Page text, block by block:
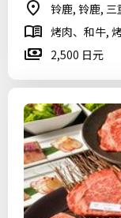
铃鹿, 铃鹿, 三
烤肉、和牛,
2,500 日元